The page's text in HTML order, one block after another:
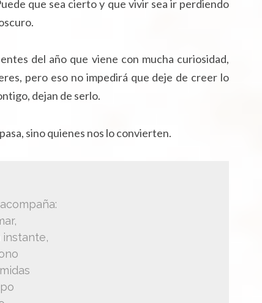
que sea cierto y que vivir sea ir perdiendo
del año que viene con mucha curiosidad,
pero eso no impedirá que deje de creer lo
dejan de serlo.
sino quienes nos lo convierten.
instante,